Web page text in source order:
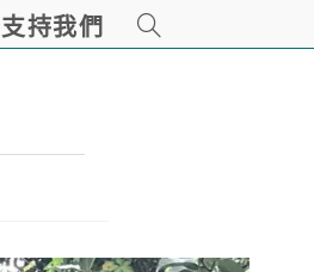
支持我們